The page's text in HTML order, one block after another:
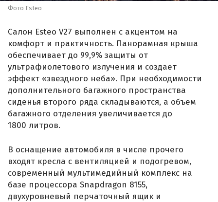
Фото Esteo
Салон Esteo V27 выполнен с акцентом на
комфорт и практичность. Панорамная крыша
обеспечивает до 99,9% защиты от
ультрафиолетового излучения и создает
эффект «звездного неба». При необходимости
дополнительного багажного пространства
сиденья второго ряда складываются, а объем
багажного отделения увеличивается до
1800 литров.
В оснащение автомобиля в числе прочего
входят кресла с вентиляцией и подогревом,
современный мультимедийный комплекс на
базе процессора Snapdragon 8155,
двухуровневый перчаточный ящик и